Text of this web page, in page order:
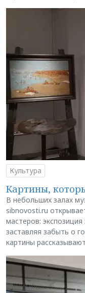
Культура
Картины,
В небольших залах
sibnovosti.ru
мастеров:
заставляя забыть о
картины